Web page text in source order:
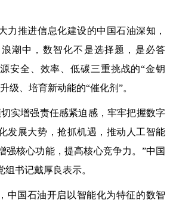
推进信息化建设的中国石油深知，
潮中，数智化不是选择题，是必答
安全、效率、低碳三重挑战的“金钥
级、培育新动能的“催化剂”。
增强责任感紧迫感，牢牢把握数字
发展大势，抢抓机遇，推动人工智能
强核心功能，提高核心竞争力。”中国
书记戴厚良表示。
国石油开启以智能化为特征的数智